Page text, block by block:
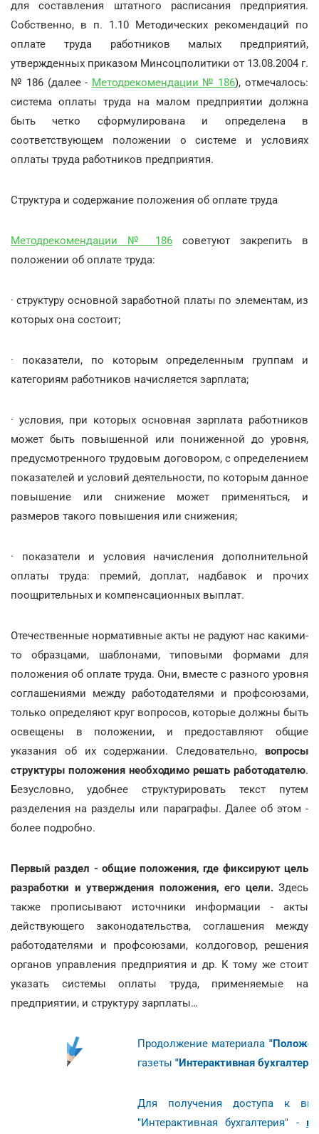
для составления штатного расписания предприятия.
Собственно, в п. 1.10 Методических рекомендаций по
оплате труда работников малых предприятий,
утвержденных приказом Минсоцполитики от 13.08.2004 г.
№ 186 (далее - Методрекомендации № 186), отмечалось:
система оплаты труда на малом предприятии должна
быть четко сформулирована и определена в
соответствующем положении о системе и условиях
оплаты труда работников предприятия.
Структура и содержание положения об оплате труда
Методрекомендации № 186 советуют закрепить в
положении об оплате труда:
· структуру основной заработной платы по элементам, из
которых она состоит;
· показатели, по которым определенным группам и
категориям работников начисляется зарплата;
· условия, при которых основная зарплата работников
может быть повышенной или пониженной до уровня,
предусмотренного трудовым договором, с определением
показателей и условий деятельности, по которым данное
повышение или снижение может применяться, и
размеров такого повышения или снижения;
· показатели и условия начисления дополнительной
оплаты труда: премий, доплат, надбавок и прочих
поощрительных и компенсационных выплат.
Отечественные нормативные акты не радуют нас какими-
то образцами, шаблонами, типовыми формами для
положения об оплате труда. Они, вместе с разного уровня
соглашениями между работодателями и профсоюзами,
только определяют круг вопросов, которые должны быть
освещены в положении, и предоставляют общие
указания об их содержании. Следовательно, вопросы
структуры положения необходимо решать работодателю.
Безусловно, удобнее структурировать текст путем
разделения на разделы или параграфы. Далее об этом -
более подробно.
Первый раздел - общие положения, где фиксируют цель
разработки и утверждения положения, его цели.Здесь
также прописывают источники информации - акты
действующего законодательства, соглашения между
работодателями и профсоюзами, колдоговор, решения
органов управления предприятия и др. К тому же стоит
указать системы оплаты труда, применяемые на
предприятии, и структуру зарплаты…
Продолжение материала "
газеты "Интерактивная
Для получения доступа к
"Интерактивная бухгалтерия" -